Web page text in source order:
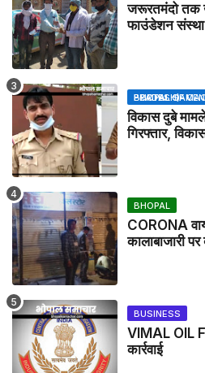
जरूरतमंदो तक
फाउंडेशन
BHOPAL SAMACHAR | NO 1 HINDI NEWS PORTAL OF CENTRAL INDIA (MADHYA PRADESH)
विकास दुबे
गिरफ्तार,
BHOPAL
CORONA
कालाबाजारी
BUSINESS
VIMAL OIL
कार्रवाई